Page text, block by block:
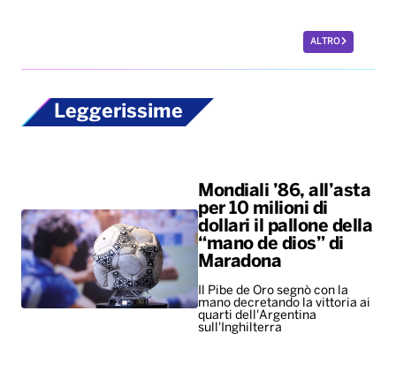
ALTRO
Leggerissime
Mondiali ’86, all’asta
per 10 milioni di
dollari il pallone della
“mano de dios” di
Maradona
Il Pibe de Oro segnò con la
mano decretando la vittoria ai
quarti dell'Argentina
sull'Inghilterra